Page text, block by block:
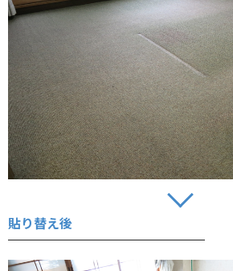
貼り替え後